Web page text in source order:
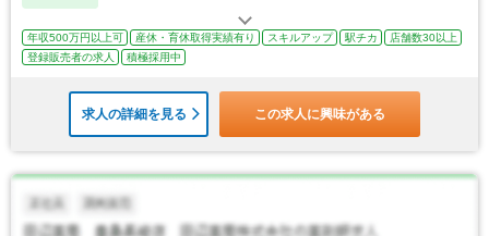
年収500万円以上可 産休・育休取得実績有り スキルアップ 駅チカ
店舗数30以上
登録販売者の求人
積極採用中
求人の詳細を見る この求人に興味がある